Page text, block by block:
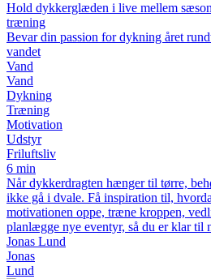
Hold dykkerglæden i live mellem
træning
Bevar din passion for dykning året
vandet
Vand
Vand
Dykning
Træning
Motivation
Udstyr
Friluftsliv
6 min
Når dykkerdragten hænger til tørre,
ikke gå i dvale. Få inspiration til,
motivationen oppe, træne kroppen,
planlægge nye eventyr, så du er klar til
Jonas Lund
Jonas
Lund